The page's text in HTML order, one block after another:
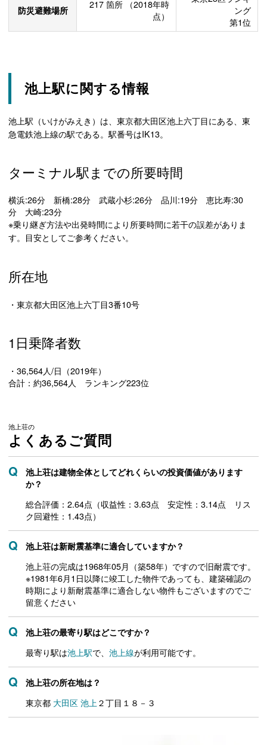
防災避難場所 217 箇所
（2018年時
点）
ング
第1位
池上駅に関する情報
池上駅（いけがみえき）は、東京都大田区池上六丁目にある、東
急電鉄池上線の駅である。駅番号はIK13。
ターミナル駅までの所要時間
横浜:26分 新橋:28分 武蔵小杉:26分 品川:19分 恵比寿:30
分 大崎:23分
※乗り継ぎ方法や出発時間により所要時間に若干の誤差がありま
す。目安としてご参考ください。
所在地
・東京都大田区池上六丁目3番10号
1日乗降者数
・36,564人/日（2019年）
合計：約36,564人 ランキング223位
池上荘の
よくあるご質問
池上荘は建物全体としてどれくらいの投資価値があります
か？
総合評価：2.64点（収益性：3.63点 安定性：3.14点 リス
ク回避性：1.43点）
池上荘は新耐震基準に適合していますか？
池上荘の完成は1968年05月（築58年）ですので旧耐震です。
※1981年6月1日以降に竣工した物件であっても、建築確認の
時期により新耐震基準に適合しない物件もございますのでご
留意ください
池上荘の最寄り駅はどこですか？
最寄り駅は池上駅で、 池上線が利用可能です。
池上荘の所在地は？
東京都 大田区 池上 ２丁目１８－３